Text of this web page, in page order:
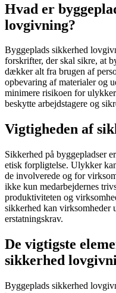
Hvad er
lovgivning?
Byggeplads sikkerhed
forskrifter, der skal sikre, at
dækker alt fra brugen af
opbevaring af materialer og
minimere risikoen for
beskytte arbejdstagere og
Vigtigheden af
Sikkerhed på byggepladser
etisk forpligtelse. Ulykker
de involverede og for
ikke kun medarbejdernes
produktiviteten og
sikkerhed kan virksomheder
erstatningskrav.
De vigtigste
sikkerhed
Byggeplads sikkerhed